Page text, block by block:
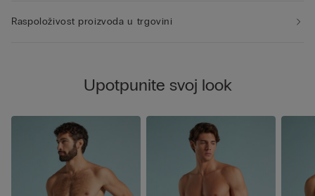
Raspoloživost proizvoda u trgovini
Upotpunite svoj look